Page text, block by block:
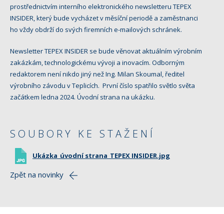
prostřednictvím interního elektronického newsletteru TEPEX
INSIDER, který bude vycházet v měsíční periodě a zaměstnanci
ho vždy obdrží do svých firemních e-mailových schránek.
Newsletter TEPEX INSIDER se bude věnovat aktuálním výrobním
zakázkám, technologickému vývoji a inovacím. Odborným
redaktorem není nikdo jiný než Ing. Milan Skoumal, ředitel
výrobního závodu v Teplicích. První číslo spatřilo světlo světa
začátkem ledna 2024. Úvodní strana na ukázku.
SOUBORY KE STAŽENÍ
Ukázka_úvodní strana_TEPEX INSIDER.jpg
Zpět na novinky